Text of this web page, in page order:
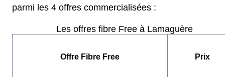
parmi les 4 offres commercialisées :
Les offres fibre Free à Lamaguère
Offre Fibre Free Prix